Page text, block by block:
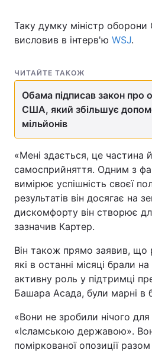
Таку думку міністр
висловив в інтерв'ю WSJ.
ЧИТАЙТЕ ТАКОЖ
Обама підписав закон про
США, який збільшує
мільйонів
«Мені здається, це частина
самосприйняття. Одним з
вимірює успішність своєї
результатів він досягає на
дискомфорту він створює
зазначив Картер.
Він також прямо заявив, що
які в останні місяці брали
активну роль у підтримці
Башара Асада, були марні в
«Вони не зробили нічого
«Ісламською державою».
поміркованої опозиції